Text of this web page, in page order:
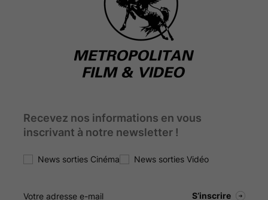
Recevez nos informations en vous
inscrivant à notre newsletter !
News sorties Cinéma News sorties Vidéo